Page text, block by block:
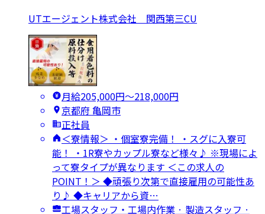
UTエージェント株式会社 関西第三CU
月給205,000円〜218,000円
京都府 亀岡市
正社員
＜寮情報＞ ・個室寮完備！ ・スグに入寮可
能！ ・1R寮やカップル寮など様々♪ ※現場によ
って寮タイプが異なります ＜この求人の
POINT！＞ ◆頑張り次第で直接雇用の可能性あ
り♪ ◆キャリアから資…
工場スタッフ・工場内作業 · 製造スタッフ ·